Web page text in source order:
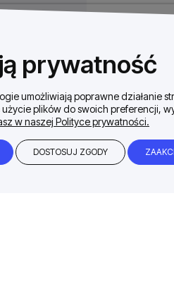
prywatność
umożliwiają poprawne
plików do swoich preferencji,
w naszej Polityce prywatności.
DOSTOSUJ ZGODY